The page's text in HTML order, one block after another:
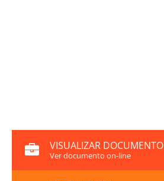
VISUALIZAR DOCUMENTO
Ver documento on-line